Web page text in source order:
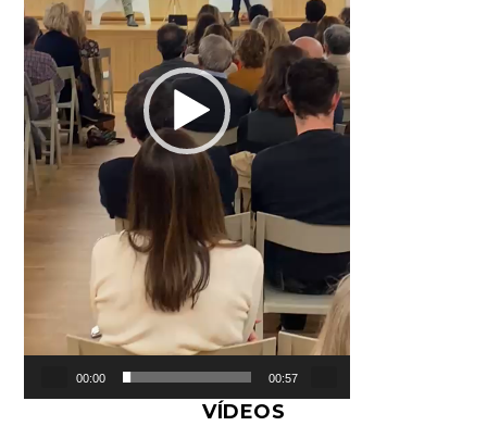
00:00 00:57
VÍDEOS